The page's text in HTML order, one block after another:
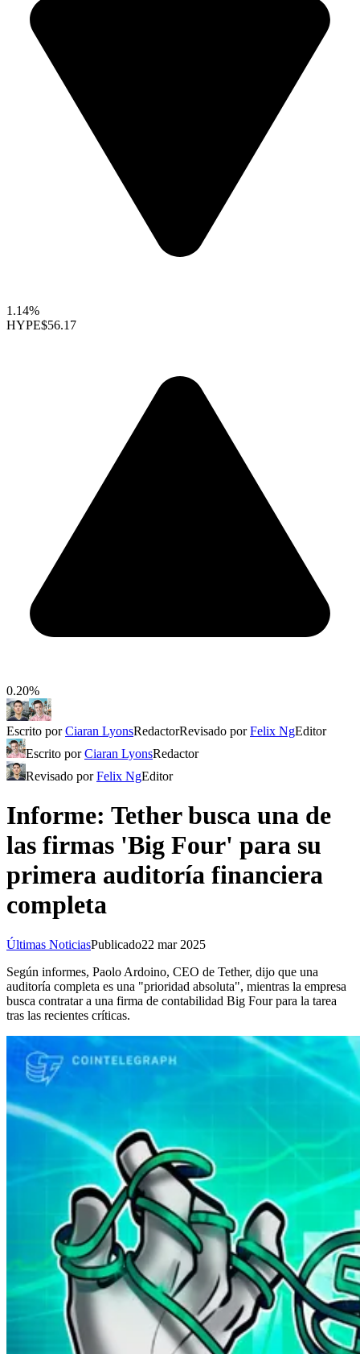
1.14%
HYPE$56.17
0.20%
Escrito porCiaran LyonsRedactorRevisado porFelix NgEditor
Escrito porCiaran LyonsRedactor
Revisado porFelix NgEditor
Informe: Tether busca una de
las firmas 'Big Four' para su
primera auditoría financiera
completa
Últimas NoticiasPublicado22 mar 2025
Según informes, Paolo Ardoino, CEO de Tether, dijo que una
auditoría completa es una "prioridad absoluta", mientras la empresa
busca contratar a una firma de contabilidad Big Four para la tarea
tras las recientes críticas.